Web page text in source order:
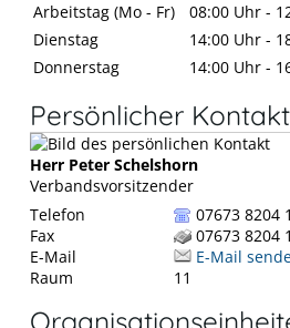
Arbeitstag (Mo - Fr) 08:00 Uhr -
Dienstag
14:00 Uhr -
Donnerstag
14:00 Uhr -
Persönlicher Kontakt
Herr Peter Schelshorn
Verbandsvorsitzender
Telefon
07673 8204
Fax
07673 8204
E-Mail
E-Mail
Raum
11